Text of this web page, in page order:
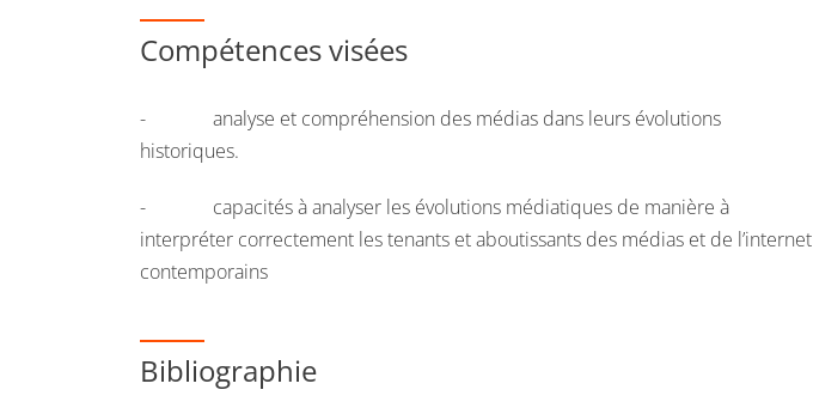
Compétences visées
- analyse et compréhension des médias dans leurs évolutions
historiques.
- capacités à analyser les évolutions médiatiques de manière à
interpréter correctement les tenants et aboutissants des médias et de l’internet
contemporains
Bibliographie